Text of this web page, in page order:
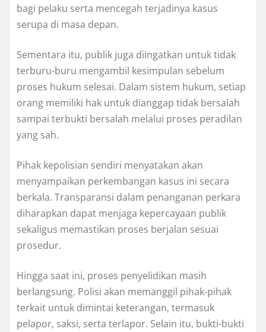
bagi pelaku serta mencegah terjadinya kasus
serupa di masa depan.
Sementara itu, publik juga diingatkan untuk tidak
terburu-buru mengambil kesimpulan sebelum
proses hukum selesai. Dalam sistem hukum, setiap
orang memiliki hak untuk dianggap tidak bersalah
sampai terbukti bersalah melalui proses peradilan
yang sah.
Pihak kepolisian sendiri menyatakan akan
menyampaikan perkembangan kasus ini secara
berkala. Transparansi dalam penanganan perkara
diharapkan dapat menjaga kepercayaan publik
sekaligus memastikan proses berjalan sesuai
prosedur.
Hingga saat ini, proses penyelidikan masih
berlangsung. Polisi akan memanggil pihak-pihak
terkait untuk dimintai keterangan, termasuk
pelapor, saksi, serta terlapor. Selain itu, bukti-bukti